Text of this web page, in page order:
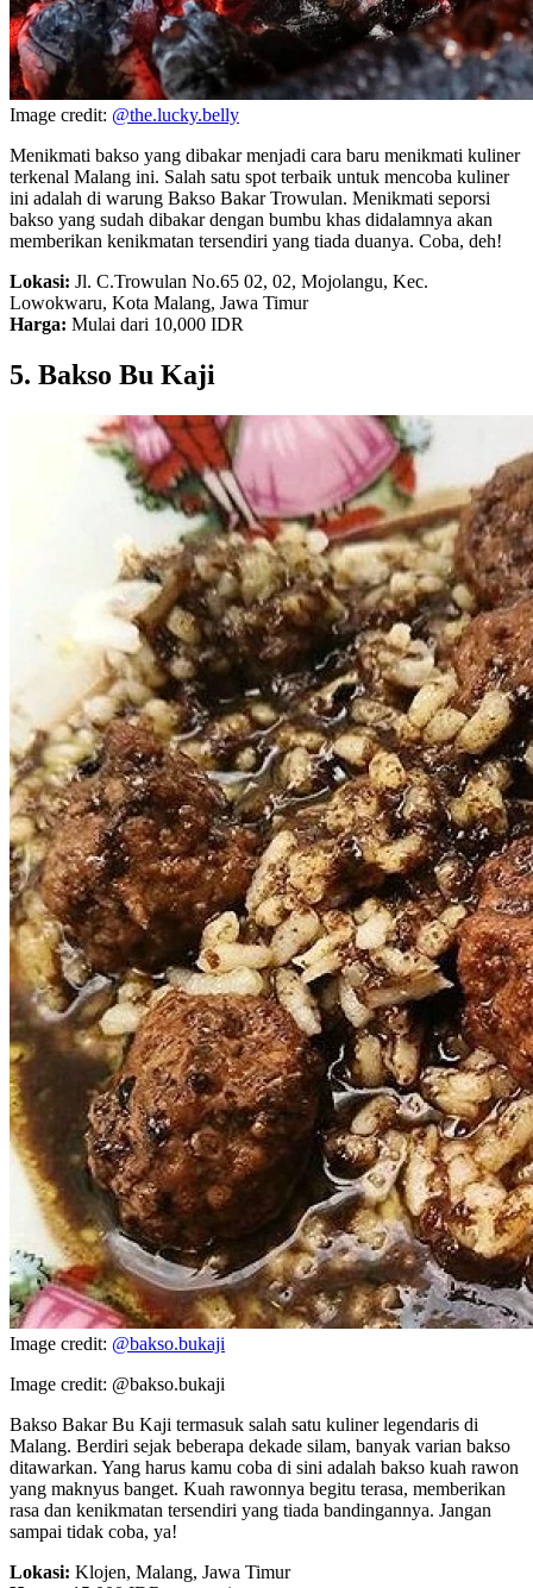
Image credit: @the.lucky.belly
Menikmati bakso yang dibakar menjadi cara baru menikmati kuliner
terkenal Malang ini. Salah satu spot terbaik untuk mencoba kuliner
ini adalah di warung Bakso Bakar Trowulan. Menikmati seporsi
bakso yang sudah dibakar dengan bumbu khas didalamnya akan
memberikan kenikmatan tersendiri yang tiada duanya. Coba, deh!
Lokasi: Jl. C.Trowulan No.65 02, 02, Mojolangu, Kec.
Lowokwaru, Kota Malang, Jawa Timur
Harga: Mulai dari 10,000 IDR
5. Bakso Bu Kaji
Image credit: @bakso.bukaji
Image credit: @bakso.bukaji
Bakso Bakar Bu Kaji termasuk salah satu kuliner legendaris di
Malang. Berdiri sejak beberapa dekade silam, banyak varian bakso
ditawarkan. Yang harus kamu coba di sini adalah bakso kuah rawon
yang maknyus banget. Kuah rawonnya begitu terasa, memberikan
rasa dan kenikmatan tersendiri yang tiada bandingannya. Jangan
sampai tidak coba, ya!
Lokasi: Klojen, Malang, Jawa Timur